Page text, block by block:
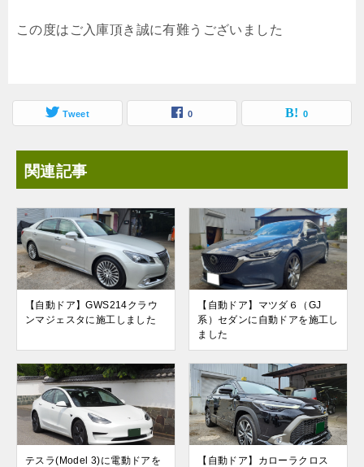
この度はご入庫頂き誠に有難うございました
Tweet 0 0
関連記事
【自動ドア】GWS214クラウ
ンマジェスタに施工しました
【自動ドア】マツダ６（GJ
系）セダンに自動ドアを施工し
ました
テスラ(Model 3)に電動ドアを
【自動ドア】カローラクロス